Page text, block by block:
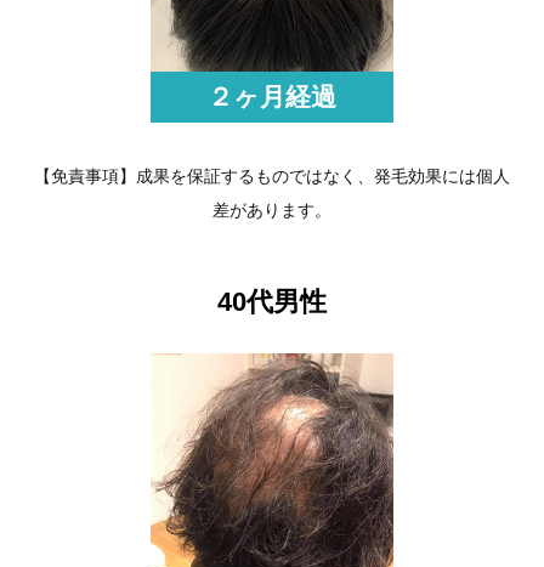
２ヶ月経過
【免責事項】成果を保証するものではなく、発毛効果には個人
差があります。
40代男性